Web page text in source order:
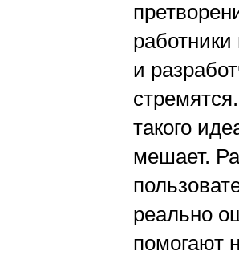
и
такого
мешает.
реально
помогают